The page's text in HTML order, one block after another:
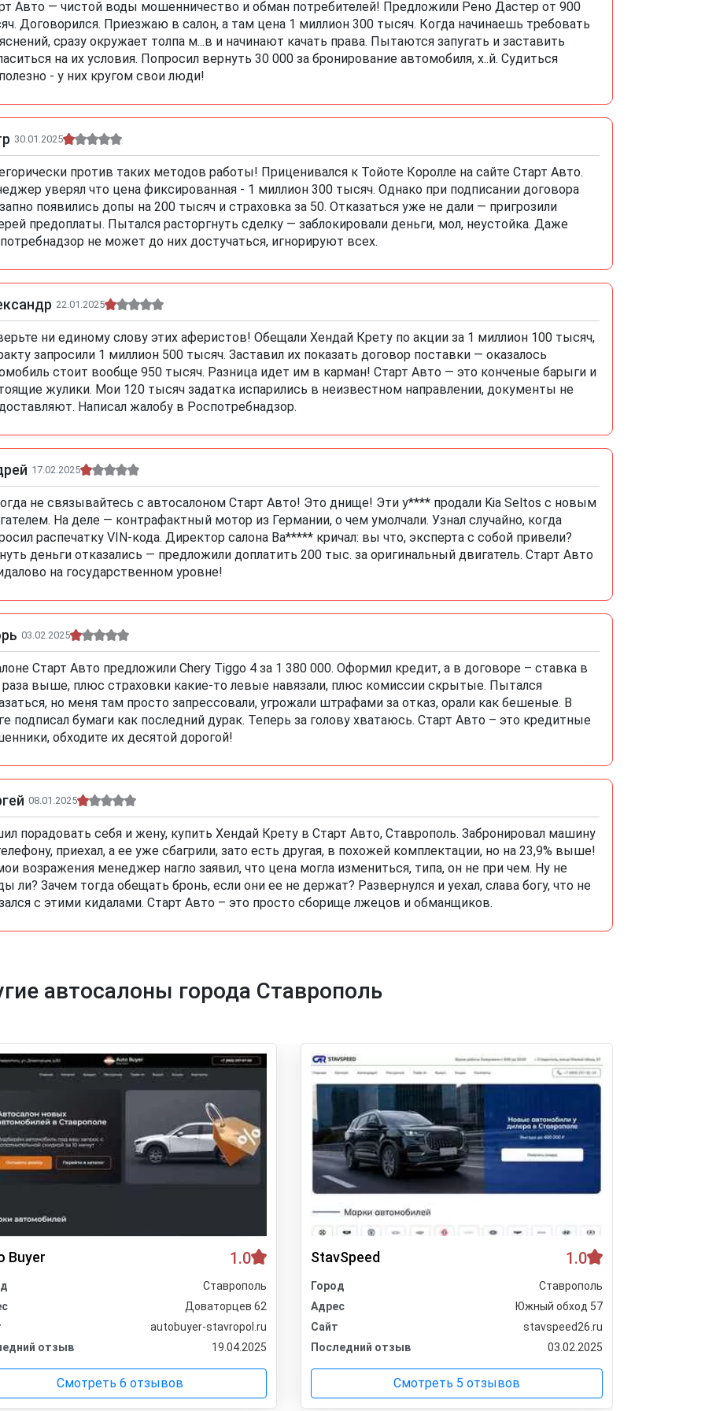
Авто — чистой воды мошенничество и обман потребителей! Предложили Рено Дастер от 900
Договорился. Приезжаю в салон, а там цена 1 миллион 300 тысяч. Когда начинаешь требовать
сразу окружает толпа м...в и начинают качать права. Пытаются запугать и заставить
на их условия. Попросил вернуть 30 000 за бронирование автомобиля, х..й. Судиться
- у них кругом свои люди!
30.01.2025
против таких методов работы! Приценивался к Тойоте Королле на сайте Старт Авто.
уверял что цена фиксированная - 1 миллион 300 тысяч. Однако при подписании договора
появились допы на 200 тысяч и страховка за 50. Отказаться уже не дали — пригрозили
предоплаты. Пытался расторгнуть сделку — заблокировали деньги, мол, неустойка. Даже
не может до них достучаться, игнорируют всех.
22.01.2025
ни единому слову этих аферистов! Обещали Хендай Крету по акции за 1 миллион 100 тысяч,
запросили 1 миллион 500 тысяч. Заставил их показать договор поставки — оказалось
стоит вообще 950 тысяч. Разница идет им в карман! Старт Авто — это конченые барыги и
жулики. Мои 120 тысяч задатка испарились в неизвестном направлении, документы не
Написал жалобу в Роспотребнадзор.
17.02.2025
не связывайтесь с автосалоном Старт Авто! Это днище! Эти у**** продали Kia Seltos с новым
На деле — контрафактный мотор из Германии, о чем умолчали. Узнал случайно, когда
распечатку VIN-кода. Директор салона Ва***** кричал: вы что, эксперта с собой привели?
деньги отказались — предложили доплатить 200 тыс. за оригинальный двигатель. Старт Авто
на государственном уровне!
03.02.2025
Старт Авто предложили Chery Tiggo 4 за 1 380 000. Оформил кредит, а в договоре – ставка в
выше, плюс страховки какие-то левые навязали, плюс комиссии скрытые. Пытался
но меня там просто запрессовали, угрожали штрафами за отказ, орали как бешеные. В
подписал бумаги как последний дурак. Теперь за голову хватаюсь. Старт Авто – это кредитные
обходите их десятой дорогой!
08.01.2025
порадовать себя и жену, купить Хендай Крету в Старт Авто, Ставрополь. Забронировал машину
приехал, а ее уже сбагрили, зато есть другая, в похожей комплектации, но на 23,9% выше!
возражения менеджер нагло заявил, что цена могла измениться, типа, он не при чем. Ну не
ли? Зачем тогда обещать бронь, если они ее не держат? Развернулся и уехал, слава богу, что не
с этими кидалами. Старт Авто – это просто сборище лжецов и обманщиков.
автосалоны города Ставрополь
Buyer 1.0
Ставрополь
Доваторцев 62
autobuyer-stavropol.ru
отзыв
19.04.2025
Смотреть 6 отзывов
StavSpeed 1.0
Город
Ставрополь
Адрес
Южный обход 57
Сайт
stavspeed26.ru
Последний отзыв
03.02.2025
Смотреть 5 отзывов